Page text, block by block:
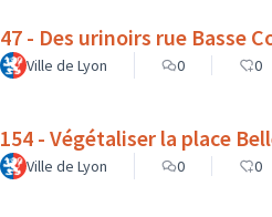
47 - Des urinoirs rue Basse
Ville de Lyon 0 0
154 - Végétaliser la place
Ville de Lyon 0 0